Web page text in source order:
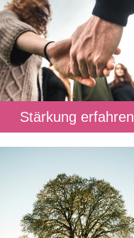
Stärkung erfahren